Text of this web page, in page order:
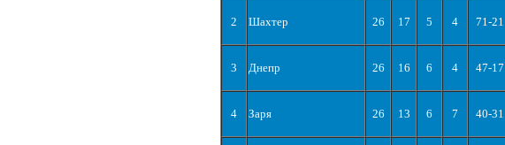
2 Шахтер 26 17 5 4 71-21
3 Днепр 26 16 6 4 47-17
4 Заря 26 13 6 7 40-31